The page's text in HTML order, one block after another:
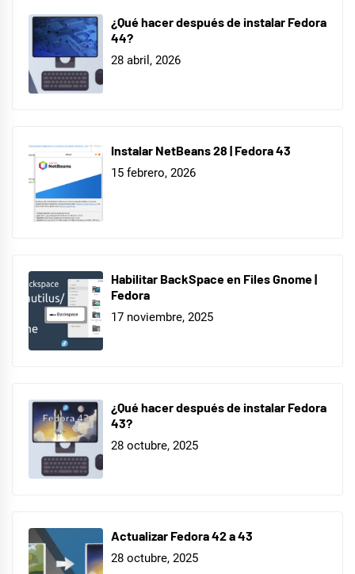
¿Qué hacer después de instalar Fedora
44?
28 abril, 2026
Instalar NetBeans 28 | Fedora 43
15 febrero, 2026
Habilitar BackSpace en Files Gnome |
Fedora
17 noviembre, 2025
¿Qué hacer después de instalar Fedora
43?
28 octubre, 2025
Actualizar Fedora 42 a 43
28 octubre, 2025